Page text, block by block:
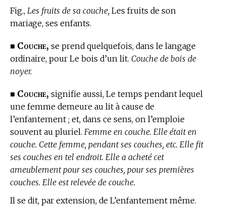
Fig., Les fruits de sa couche, Les fruits de son
mariage, ses enfants.
■ Couche, se prend quelquefois, dans le langage
ordinaire, pour Le bois d’un lit. Couche de bois de
noyer.
■ Couche, signifie aussi, Le temps pendant lequel
une femme demeure au lit à cause de
l’enfantement ; et, dans ce sens, on l’emploie
souvent au pluriel. Femme en couche. Elle était en
couche. Cette femme, pendant ses couches, etc. Elle fit
ses couches en tel endroit. Elle a acheté cet
ameublement pour ses couches, pour ses premières
couches. Elle est relevée de couche.
Il se dit, par extension, de L’enfantement même.